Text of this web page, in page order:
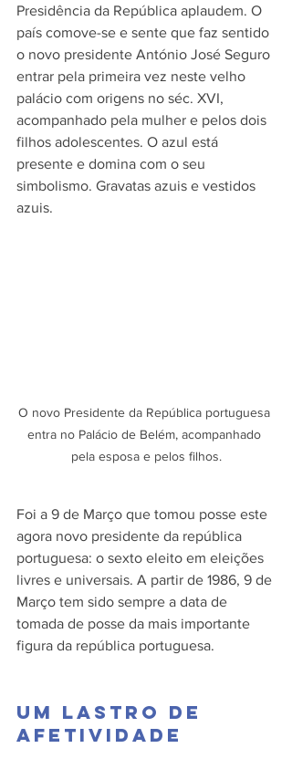
Presidência da República aplaudem. O
país comove-se e sente que faz sentido
o novo presidente António José Seguro
entrar pela primeira vez neste velho
palácio com origens no séc. XVI,
acompanhado pela mulher e pelos dois
filhos adolescentes. O azul está
presente e domina com o seu
simbolismo. Gravatas azuis e vestidos
azuis.
O novo Presidente da República portuguesa
entra no Palácio de Belém, acompanhado
pela esposa e pelos filhos.
Foi a 9 de Março que tomou posse este
agora novo presidente da república
portuguesa: o sexto eleito em eleições
livres e universais. A partir de 1986, 9 de
Março tem sido sempre a data de
tomada de posse da mais importante
figura da república portuguesa.
Um lastro de
afetividade